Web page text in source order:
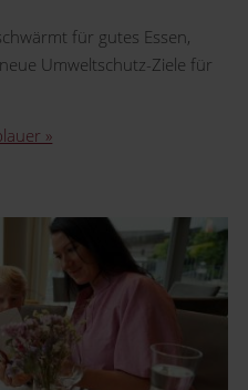
für gutes Essen,
Umweltschutz-Ziele für
»